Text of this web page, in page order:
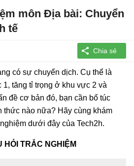
môn Địa bài: Chuyển
tế
có sự chuyển dịch. Cụ thể là
tăng tỉ trọng ở khu vực 2 và
đề cơ bản đó, bạn cần bổ túc
thức nào nữa? Hãy cùng khám
dưới đây của Tech2h.
HỎI TRẮC NGHIỆM